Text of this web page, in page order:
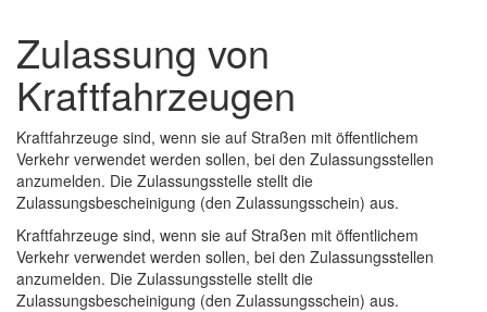
Zulassung von
Kraftfahrzeugen
Kraftfahrzeuge sind, wenn sie auf Straßen mit öffentlichem
Verkehr verwendet werden sollen, bei den Zulassungsstellen
anzumelden. Die Zulassungsstelle stellt die
Zulassungsbescheinigung (den Zulassungsschein) aus.
Kraftfahrzeuge sind, wenn sie auf Straßen mit öffentlichem
Verkehr verwendet werden sollen, bei den Zulassungsstellen
anzumelden. Die Zulassungsstelle stellt die
Zulassungsbescheinigung (den Zulassungsschein) aus.